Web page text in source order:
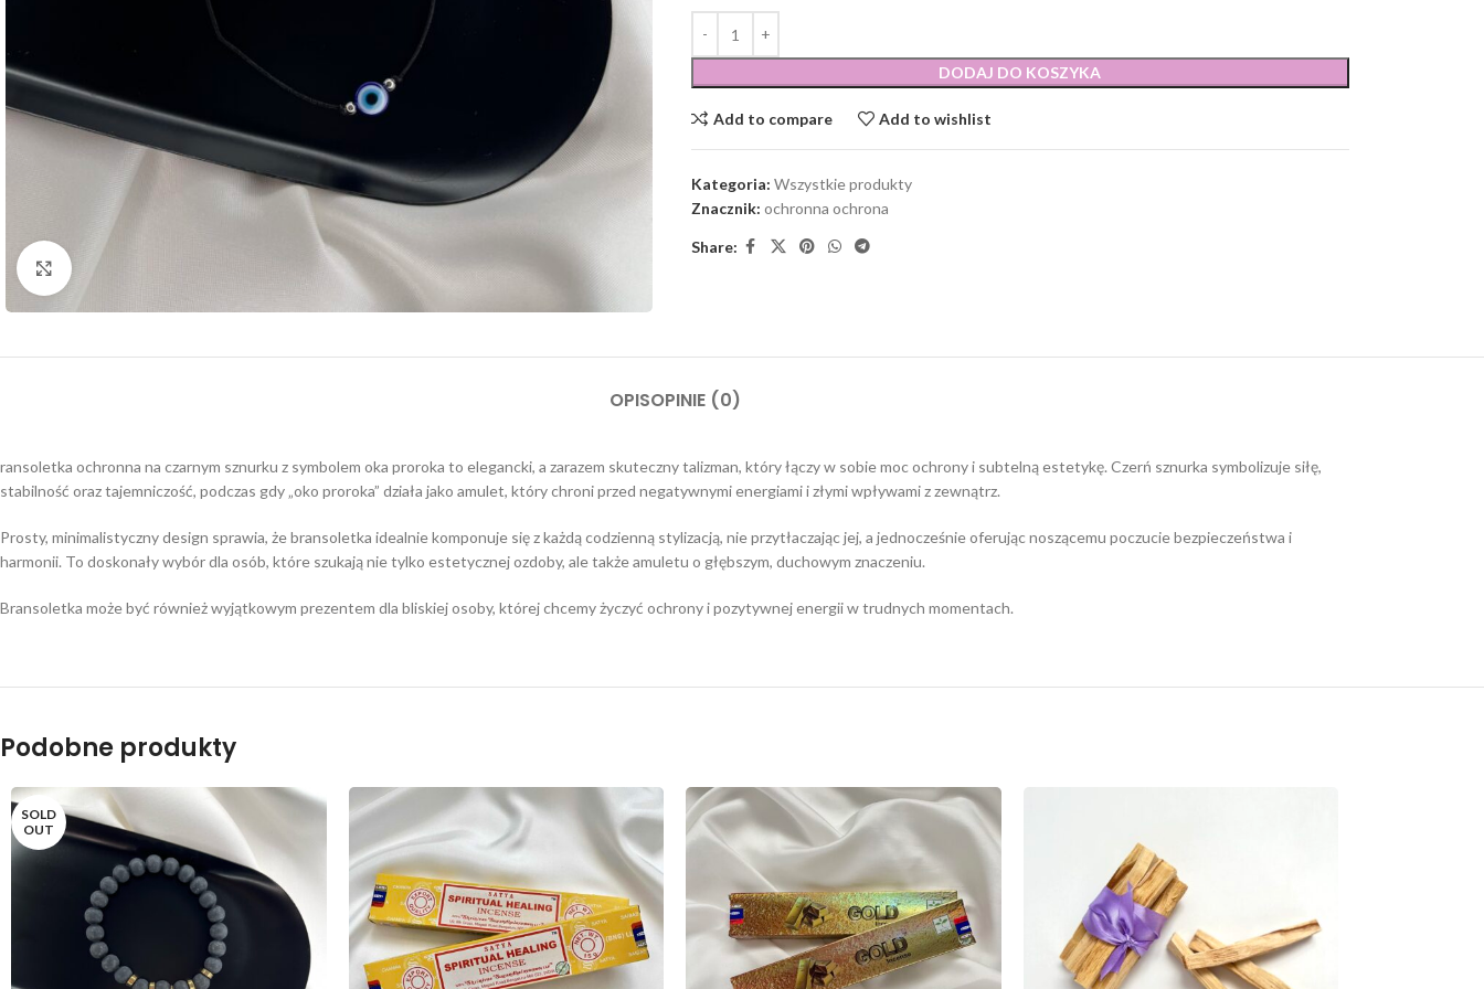
DODAJ DO KOSZYKA
Add to compare Add to wishlist
Kategoria: Wszystkie produkty
Znacznik: ochronna ochrona
Share:
OPISOPINIE (0)
ransoletka ochronna na czarnym sznurku z symbolem oka proroka to elegancki, a zarazem skuteczny talizman, który łączy w sobie moc ochrony i subtelną estetykę. Czerń sznurka symbolizuje siłę,
stabilność oraz tajemniczość, podczas gdy „oko proroka” działa jako amulet, który chroni przed negatywnymi energiami i złymi wpływami z zewnątrz.
Prosty, minimalistyczny design sprawia, że bransoletka idealnie komponuje się z każdą codzienną stylizacją, nie przytłaczając jej, a jednocześnie oferując noszącemu poczucie bezpieczeństwa i
harmonii. To doskonały wybór dla osób, które szukają nie tylko estetycznej ozdoby, ale także amuletu o głębszym, duchowym znaczeniu.
Bransoletka może być również wyjątkowym prezentem dla bliskiej osoby, której chcemy życzyć ochrony i pozytywnej energii w trudnych momentach.
Podobne produkty
SOLD
OUT